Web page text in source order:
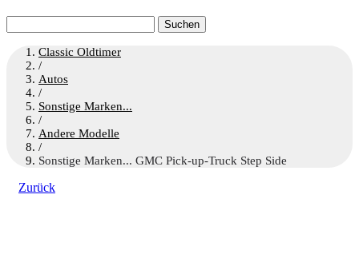
nach:
Classic Oldtimer
/
Autos
/
Sonstige Marken...
/
Andere Modelle
/
Sonstige Marken... GMC Pick-up-Truck Step Side
Zurück